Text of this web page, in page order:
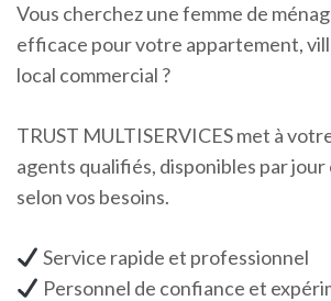
Vous cherchez une femme de
efficace pour votre appartement,
local commercial ?
TRUST MULTISERVICES met à
agents qualifiés, disponibles par jour
selon vos besoins.
Service rapide et professionnel
Personnel de confiance et